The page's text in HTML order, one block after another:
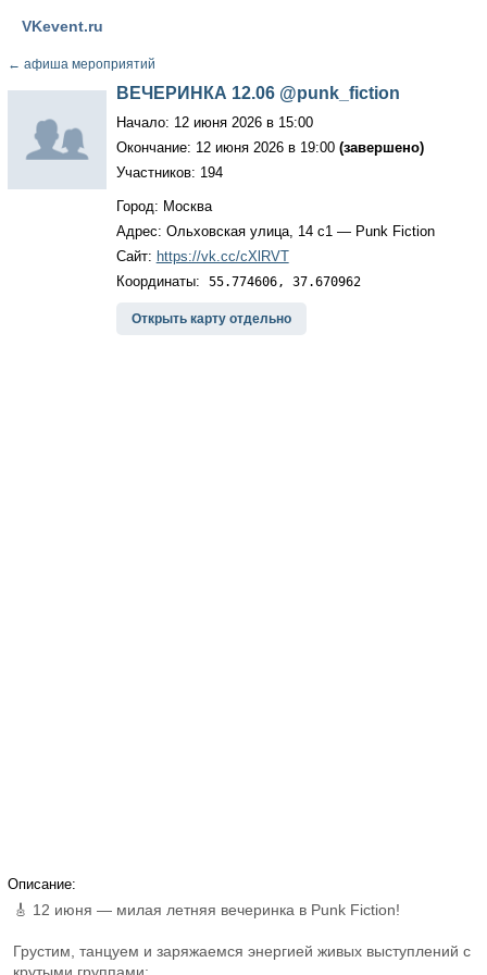
VKevent.ru
← афиша мероприятий
ВЕЧЕРИНКА 12.06 @punk_fiction
Начало: 12 июня 2026 в 15:00
Окончание: 12 июня 2026 в 19:00 (завершено)
Участников: 194
Город: Москва
Адрес: Ольховская улица, 14 с1 — Punk Fiction
Сайт: https://vk.cc/cXlRVT
Координаты: 55.774606, 37.670962
Открыть карту отдельно
Описание:
🎸 12 июня — милая летняя вечеринка в Punk Fiction!
Грустим, танцуем и заряжаемся энергией живых выступлений с